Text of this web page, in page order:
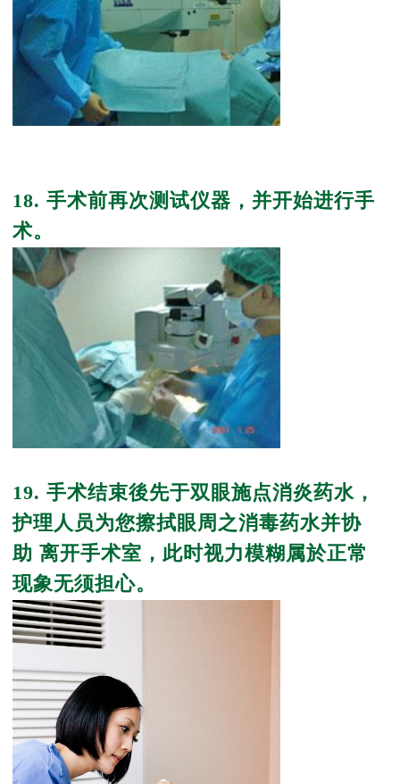
18. 手术前再次测试仪器，并开始进行手
术。
19. 手术结束後先于双眼施点消炎药水，
护理人员为您擦拭眼周之消毒药水并协
助 离开手术室，此时视力模糊属於正常
现象无须担心。